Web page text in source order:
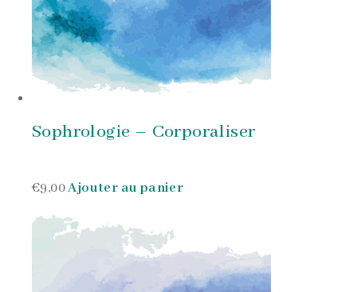
Sophrologie – Corporaliser
€9,00Ajouter au panier